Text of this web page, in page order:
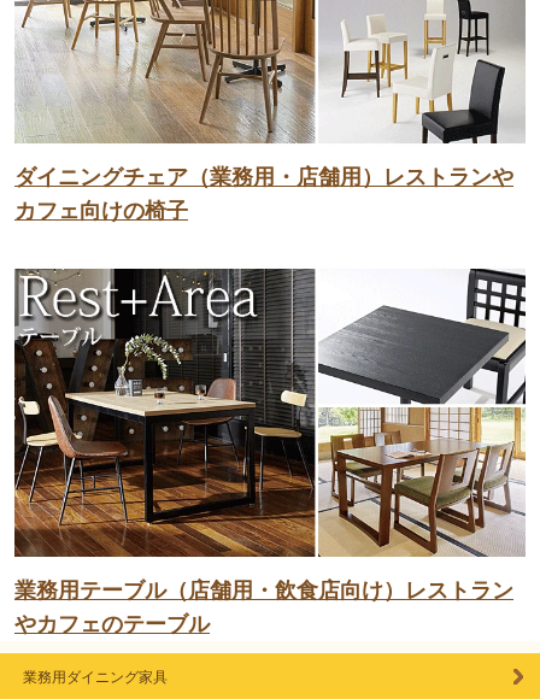
ダイニングチェア（業務用・店舗用）レストランや
カフェ向けの椅子
業務用テーブル（店舗用・飲食店向け）レストラン
やカフェのテーブル
業務用ダイニング家具